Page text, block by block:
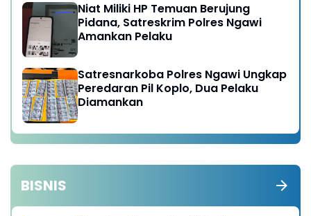
Niat Miliki HP Temuan Berujung
Pidana, Satreskrim Polres Ngawi
Amankan Pelaku
Satresnarkoba Polres Ngawi Ungkap
Peredaran Pil Koplo, Dua Pelaku
Diamankan
BISNIS